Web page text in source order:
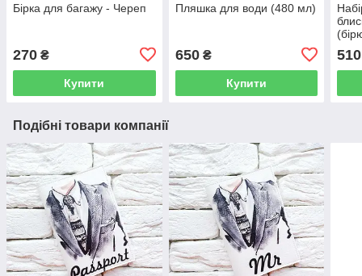
Бірка для багажу - Череп
270 ₴
Купити
Пляшка для води (480 мл)
650₴
Купити
510
Подібні товари компанії